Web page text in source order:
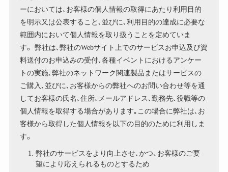
ーにおいては､お客様の個人情報の取得にあたり利用目的
を明示又は公表すること､並びに､利用目的の達成に必要な
範囲内において個人情報を取り扱うことを定めていま
す。 弊社は､弊社のWebサイト上でのサービスお申込及び資
料送付のお申込みの受付､各種イベントにおけるアンケー
トの実施､弊社のネットワーク関連製品またはサービスの
ご購入､並びに､お客様からの弊社へのお問い合わせ等を通
してお客様の氏名､住所､メールアドレス､勤務先､役職等の
個人情報を取得する場合があります｡この場合に弊社は､お
客様から取得した個人情報を以下の目的のために利用しま
す。
弊社のサービスをより向上させ､かつ、お客様のご要
望により応えられるものとするため